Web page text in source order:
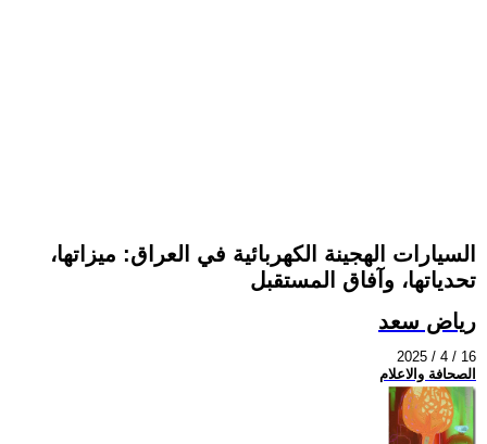
السيارات الهجينة الكهربائية في العراق: ميزاتها،
تحدياتها، وآفاق المستقبل
رياض سعد
2025 / 4 / 16
الصحافة والاعلام